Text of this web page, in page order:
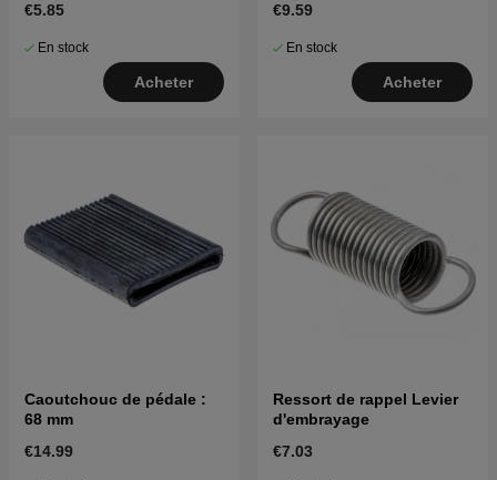
€5.85
En stock
Acheter
€9.59
En stock
Acheter
Caoutchouc de pédale :
68 mm
€14.99
Ressort de rappel Levier
d'embrayage
€7.03